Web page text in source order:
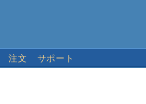
注文 サポート